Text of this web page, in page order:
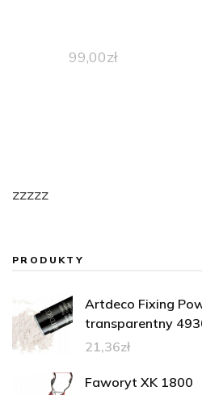
99,00zł
zzzzz
PRODUKTY
Artdeco Fixing
transparentny
21,36zł
Faworyt XK 1800